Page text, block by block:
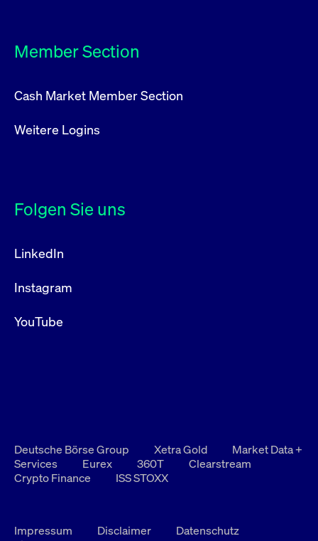
Member Section
Cash Market Member Section
Weitere Logins
Folgen Sie uns
LinkedIn
Instagram
YouTube
Deutsche Börse Group Xetra Gold
Market Data +
Services
Eurex 360T
Clearstream
Crypto Finance
ISS STOXX
Impressum Disclaimer
Datenschutz